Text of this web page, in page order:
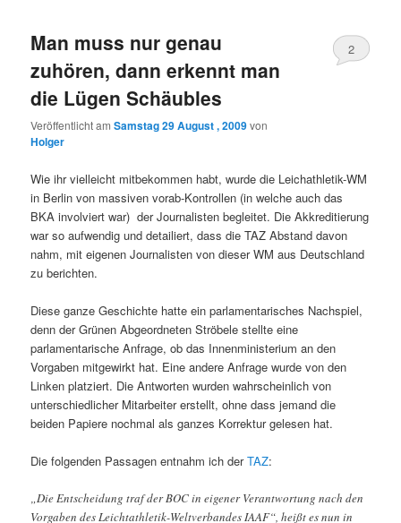
Man muss nur genau
zuhören, dann erkennt man
die Lügen Schäubles
Veröffentlicht amSamstag 29 August , 2009von
Holger
2
Wie ihr vielleicht mitbekommen habt, wurde die Leichathletik-WM
in Berlin von massiven vorab-Kontrollen (in welche auch das
BKA involviert war) der Journalisten begleitet. Die Akkreditierung
war so aufwendig und detailiert, dass die TAZ Abstand davon
nahm, mit eigenen Journalisten von dieser WM aus Deutschland
zu berichten.
Diese ganze Geschichte hatte ein parlamentarisches Nachspiel,
denn der Grünen Abgeordneten Ströbele stellte eine
parlamentarische Anfrage, ob das Innenministerium an den
Vorgaben mitgewirkt hat. Eine andere Anfrage wurde von den
Linken platziert. Die Antworten wurden wahrscheinlich von
unterschiedlicher Mitarbeiter erstellt, ohne dass jemand die
beiden Papiere nochmal als ganzes Korrektur gelesen hat.
Die folgenden Passagen entnahm ich derTAZ:
„Die Entscheidung traf der BOC in eigener Verantwortung nach den
Vorgaben des Leichtathletik-Weltverbandes IAAF“, heißt es nun in